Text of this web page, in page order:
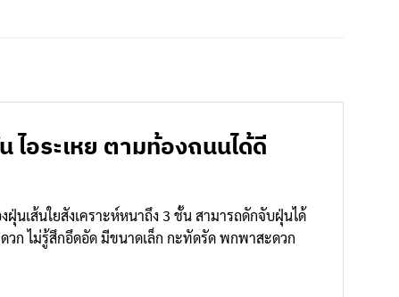
ไอระเหย ตามท้องถนนได้ดี
นเส้นใยสังเคราะห์หนาถึง 3 ชั้น สามารถดักจับฝุ่นได้
วก ไม่รู้สึกอึดอัด มีขนาดเล็ก กะทัดรัด พกพาสะดวก